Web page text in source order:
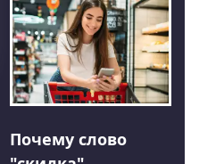
Почему слово